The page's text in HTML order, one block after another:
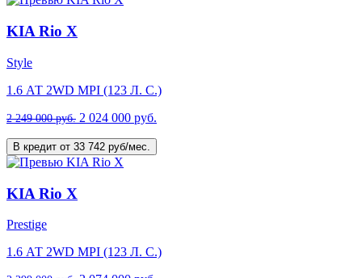
KIA Rio X
Style
1.6 АТ 2WD MPI (123 Л. C.)
2 249 000 руб. 2 024 000 руб.
В кредит от 33 742 руб/мес.
KIA Rio X
Prestige
1.6 АТ 2WD MPI (123 Л. C.)